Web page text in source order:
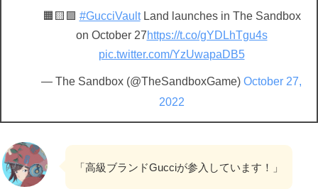
🟧🟨🟪 #GucciVaultLand launches in The Sandbox
on October 27https://t.co/gYDLhTgu4s
pic.twitter.com/YzUwapaDB5
— The Sandbox (@TheSandboxGame) October 27,
2022
「高級ブランドGucciが参入しています！」